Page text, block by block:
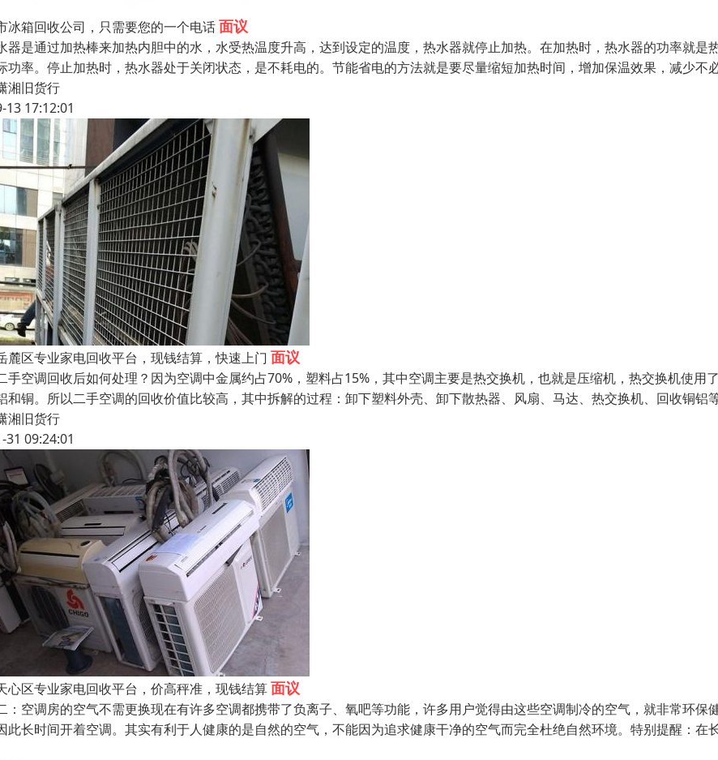
冰箱回收公司，只需要您的一个电话面议
器是通过加热棒来加热内胆中的水，水受热温度升高，达到设定的温度，热水器就停止加热。在加热时，热水器的功率就是
功率。停止加热时，热水器处于关闭状态，是不耗电的。节能省电的方法就是要尽量缩短加热时间，增加保温效果，减少不
湘旧货行
13 17:12:01
麓区专业家电回收平台，现钱结算，快速上门 面议
手空调回收后如何处理？因为空调中金属约占70%，塑料占15%，其中空调主要是热交换机，也就是压缩机，热交换机使用
和铜。所以二手空调的回收价值比较高，其中拆解的过程：卸下塑料外壳、卸下散热器、风扇、马达、热交换机、回收铜铝
湘旧货行
31 09:24:01
心区专业家电回收平台，价高秤准，现钱结算面议
：空调房的空气不需更换现在有许多空调都携带了负离子、氧吧等功能，许多用户觉得由这些空调制冷的空气，就非常环保
此长时间开着空调。其实有利于人健康的是自然的空气，不能因为追求健康干净的空气而完全杜绝自然环境。特别提醒：在